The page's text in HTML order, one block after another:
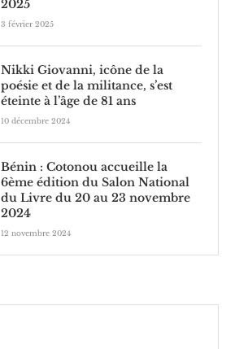
2025
3 février 2025
Nikki Giovanni, icône de la
poésie et de la militance, s’est
éteinte à l’âge de 81 ans
10 décembre 2024
Bénin : Cotonou accueille la
6ème édition du Salon National
du Livre du 20 au 23 novembre
2024
12 novembre 2024